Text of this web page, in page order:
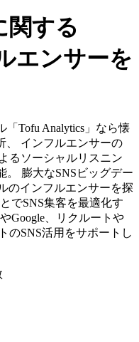
関する
エンサーを
Tofu Analytics」なら懐
、 インフルエンサーの
るソーシャルリスニン
。 膨大なSNSビッグデー
のインフルエンサーを探
でSNS集客を最適化す
Google、リクルートや
のSNS活用をサポートし